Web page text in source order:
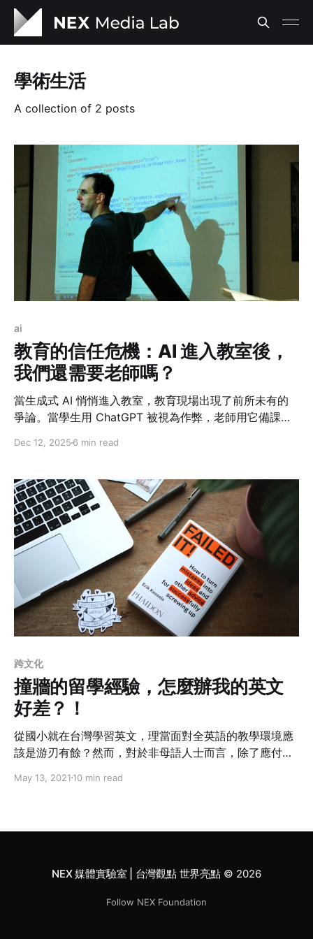
學術生活
A collection of 2 posts
ai
教育的信任危機：AI 進入教室後，
我們還需要老師嗎？
當生成式 AI 悄悄進入教室，教育現場出現了前所未有的
爭論。當學生用 ChatGPT 被視為作弊，老師用它備課又
至要求退費的事件，揭開了這場辯論的核心：在 AI 能
與人」之間的互動與啟發？
Dec 12, 2025 6 min read
跨文化
撞牆的留學經驗，怎麼辦我的英文
好差？！
從國小就在台灣學習英文，理當面對全英語的教學環境應
該是游刃有餘？然而，對於非母語人士而言，除了應付研
能力與膽識，在一步步徘徊在「欲言又止」的窘境，以及
May 13, 2021 10 min read
NEX 媒體實驗室 | 台灣觀點 世界亮點© 2026
Follow NEX Foundation